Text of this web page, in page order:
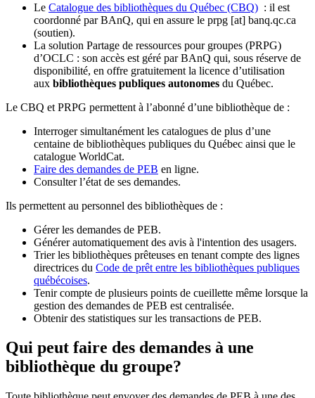
Le Catalogue des bibliothèques du Québec (CBQ) : il est
coordonné par BAnQ, qui en assure le prpg [at] banq.qc.ca
(soutien).
La solution Partage de ressources pour groupes (PRPG)
d’OCLC : son accès est géré par BAnQ qui, sous réserve de
disponibilité, en offre gratuitement la licence d’utilisation
aux bibliothèques publiques autonomes du Québec.
Le CBQ et PRPG permettent à l’abonné d’une bibliothèque de :
Interroger simultanément les catalogues de plus d’une
centaine de bibliothèques publiques du Québec ainsi que le
catalogue WorldCat.
Faire des demandes de PEB en ligne.
Consulter l’état de ses demandes.
Ils permettent au personnel des bibliothèques de :
Gérer les demandes de PEB.
Générer automatiquement des avis à l'intention des usagers.
Trier les bibliothèques prêteuses en tenant compte des lignes
directrices du Code de prêt entre les bibliothèques publiques
québécoises.
Tenir compte de plusieurs points de cueillette même lorsque la
gestion des demandes de PEB est centralisée.
Obtenir des statistiques sur les transactions de PEB.
Qui peut faire des demandes à une
bibliothèque du groupe?